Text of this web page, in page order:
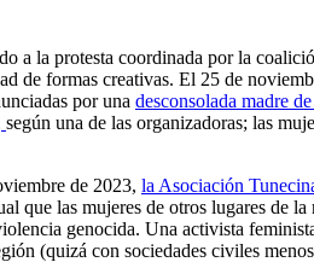
a la protesta coordinada por la
de formas creativas. El 25 de
por una desconsolada madre
según una de las organizadoras; las
de 2023, la Asociación
las mujeres de otros lugares de
genocida. Una activista
(quizá con sociedades civiles